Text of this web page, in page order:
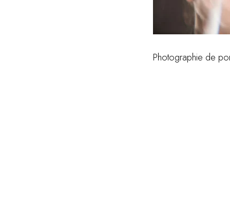
Photographie de